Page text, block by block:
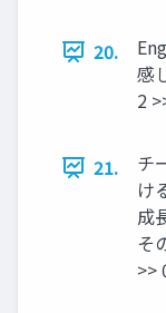
20.
感
2
21.
チ
け
成
そ
>>